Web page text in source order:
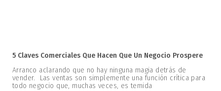
5 Claves Comerciales Que Hacen Que Un Negocio Prospere
Arranco aclarando que no hay ninguna magia detrás de
vender. Las ventas son simplemente una función crítica para
todo negocio que, muchas veces, es temida